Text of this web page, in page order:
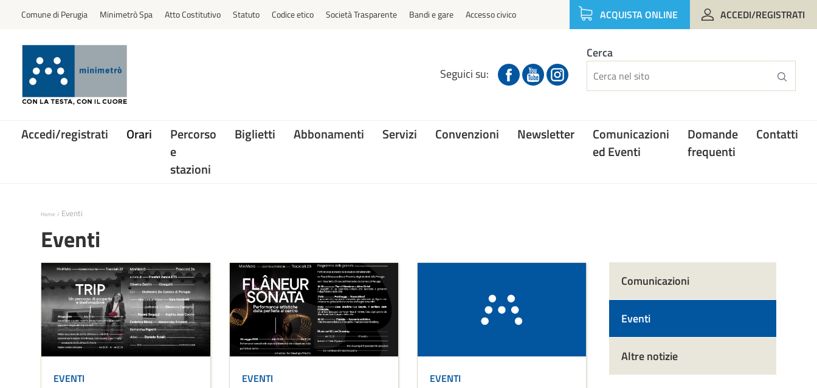
ACQUISTA ONLINE ACCEDI/REGISTRATI
Comune di Perugia Minimetrò Spa Atto Costitutivo Statuto Codice etico Società Trasparente Bandi e gare Accesso civico
Seguici su:
Cerca
Accedi/registrati Orari
Percorso
e
stazioni
Biglietti Abbonamenti Servizi Convenzioni Newsletter
Comunicazioni
ed Eventi
Domande
frequenti
Contatti
Home Eventi
Eventi
EVENTI EVENTI EVENTI
Comunicazioni
Eventi
Altre notizie